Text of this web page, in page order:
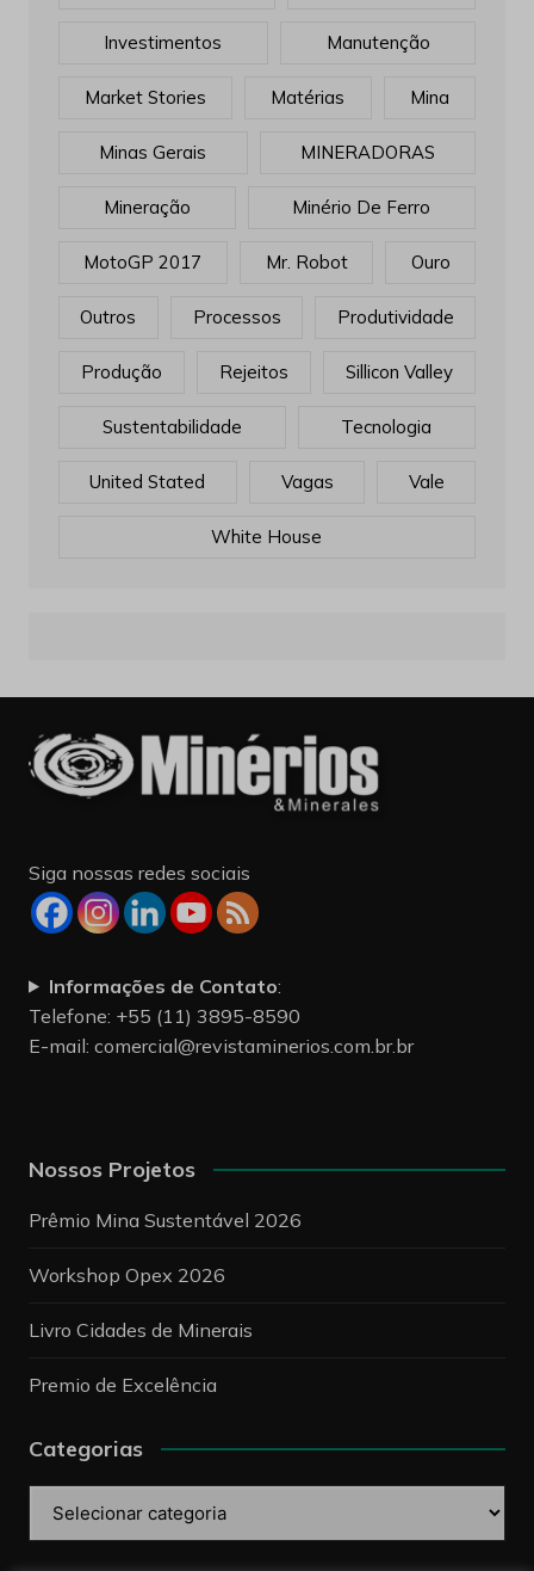
Investimentos Manutenção
Market Stories Matérias Mina
Minas Gerais MINERADORAS
Mineração Minério De Ferro
MotoGP 2017 Mr. Robot Ouro
Outros Processos Produtividade
Produção Rejeitos Sillicon Valley
Sustentabilidade Tecnologia
United Stated Vagas Vale
White House
Siga nossas redes sociais
Informações de Contato:
Telefone: +55 (11) 3895-8590
E-mail: comercial@revistaminerios.com.br.br
Nossos Projetos
Prêmio Mina Sustentável 2026
Workshop Opex 2026
Livro Cidades de Minerais
Premio de Excelência
Categorias